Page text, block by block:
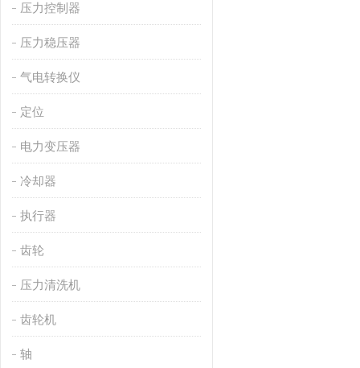
压力控制器
压力稳压器
气电转换仪
定位
电力变压器
冷却器
执行器
齿轮
压力清洗机
齿轮机
轴